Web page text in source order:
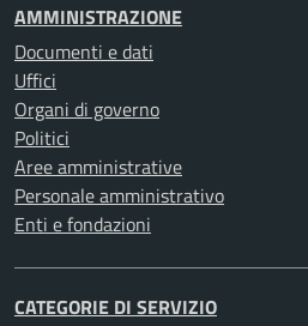
AMMINISTRAZIONE
Documenti e dati
Uffici
Organi di governo
Politici
Aree amministrative
Personale amministrativo
Enti e fondazioni
CATEGORIE DI SERVIZIO